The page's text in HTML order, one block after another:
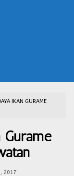
IKAN GURAME
Gurame
2017